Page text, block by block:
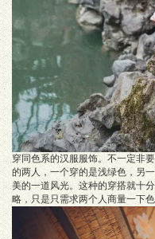
穿同色系的汉服服饰。不一定非
的两人，一个穿的是浅绿色，另
美的一道风光。这种的穿搭就十
略，只是只需求两个人商量一下